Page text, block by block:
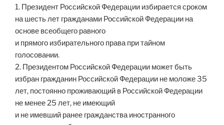
1. Президент Российской Федерации избирается сроком
на шесть лет гражданами Российской Федерации на
основе всеобщего равного
и прямого избирательного права при тайном
голосовании.
2. Президентом Российской Федерации может быть
избран гражданин Российской Федерации не моложе 35
лет, постоянно проживающий в Российской Федерации
не менее 25 лет, не имеющий
и не имевший ранее гражданства иностранного